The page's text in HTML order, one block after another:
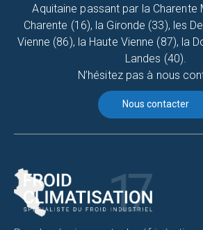
Aquitaine passant par la Charente
Charente (16), la Gironde (33), les
Vienne (86), la Haute Vienne (87), la
Landes (40).
N’hésitez pas à nous
Nous contacter